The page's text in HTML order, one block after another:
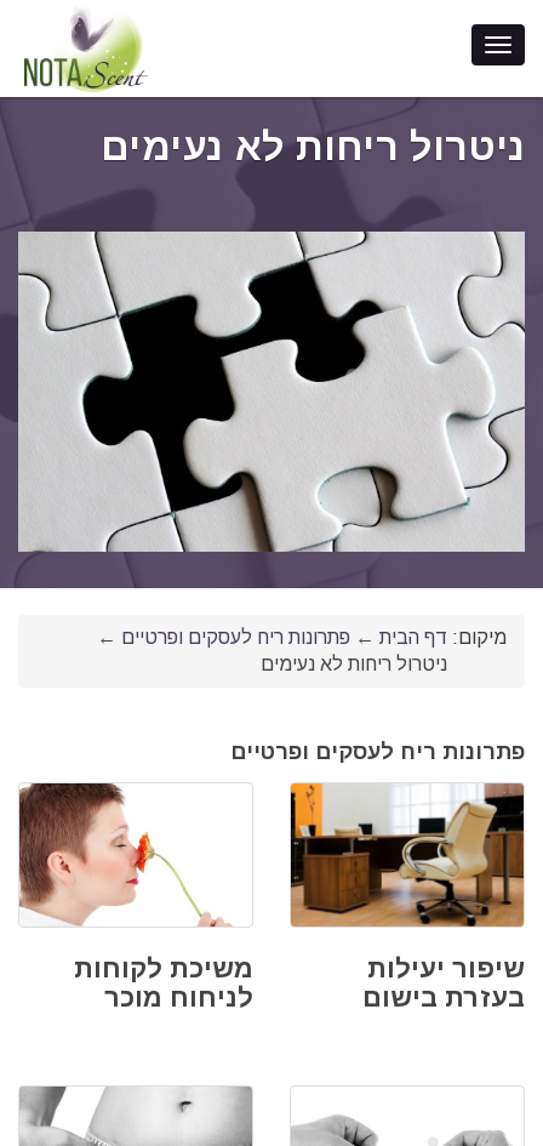
ניטרול ריחות לא נעימים
מיקום: דף הבית ← פתרונות ריח לעסקים ופרטיים ←
ניטרול ריחות לא נעימים
פתרונות ריח לעסקים ופרטיים
שיפור יעילות
בעזרת בישום
משיכת לקוחות
לניחוח מוכר